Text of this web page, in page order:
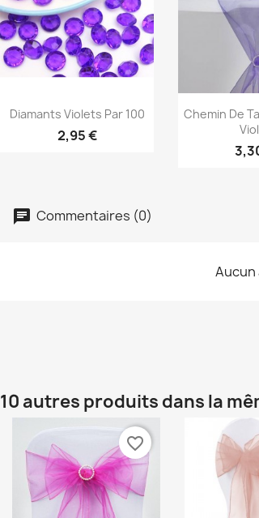
Aperçu rapide
Diamants Violets Par 100
2,95 €

Chemin De
Commentaires (0)
Aucun
10 autres produits dans la
favorite_border